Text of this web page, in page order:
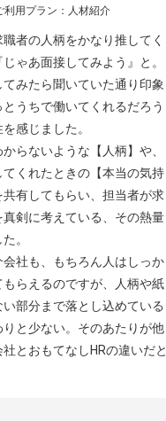
利用プラン：人材紹介
者の人柄をかなり推してく
ゃあ面接してみよう』と。
みたら聞いていた通り印象
うちで働いてくれるだろう
感じました。
らないような【人柄】や、
てくれたときの【本当の気持
共有してもらい、担当者が求
剣に考えている、その熱量
。
社も、もちろん人はしっか
もらえるのですが、人柄や紙
部分まで落とし込めている
と少ない。そのあたりが他
とおもてなしHRの違いだと